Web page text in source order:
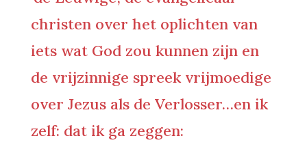
christen over het oplichten van
iets wat God zou kunnen zijn en
de vrijzinnige spreek vrijmoedige
over Jezus als de Verlosser…en ik
zelf: dat ik ga zeggen: